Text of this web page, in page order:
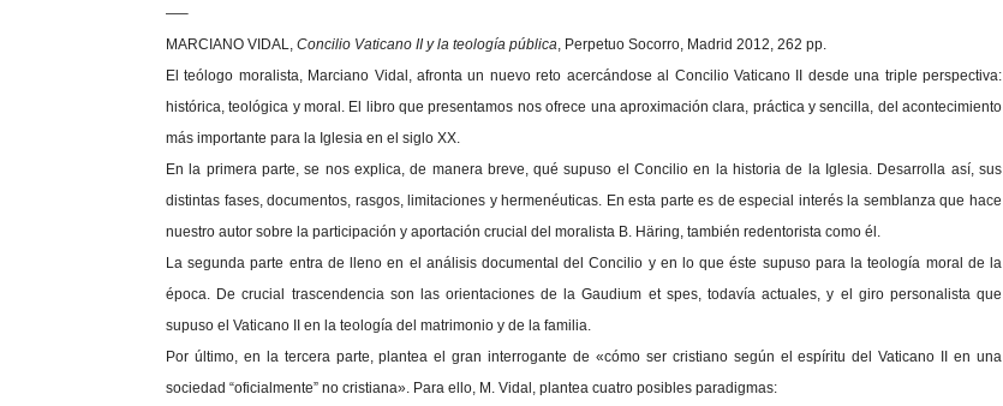
—–
MARCIANO VIDAL, Concilio Vaticano II y la teología pública, Perpetuo Socorro, Madrid 2012, 262 pp.
El teólogo moralista, Marciano Vidal, afronta un nuevo reto acercándose al Concilio Vaticano II desde una triple perspectiva:
histórica, teológica y moral. El libro que presentamos nos ofrece una aproximación clara, práctica y sencilla, del acontecimiento
más importante para la Iglesia en el siglo XX.
En la primera parte, se nos explica, de manera breve, qué supuso el Concilio en la historia de la Iglesia. Desarrolla así, sus
distintas fases, documentos, rasgos, limitaciones y hermenéuticas. En esta parte es de especial interés la semblanza que hace
nuestro autor sobre la participación y aportación crucial del moralista B. Häring, también redentorista como él.
La segunda parte entra de lleno en el análisis documental del Concilio y en lo que éste supuso para la teología moral de la
época. De crucial trascendencia son las orientaciones de la Gaudium et spes, todavía actuales, y el giro personalista que
supuso el Vaticano II en la teología del matrimonio y de la familia.
Por último, en la tercera parte, plantea el gran interrogante de «cómo ser cristiano según el espíritu del Vaticano II en una
sociedad “oficialmente” no cristiana». Para ello, M. Vidal, plantea cuatro posibles paradigmas: